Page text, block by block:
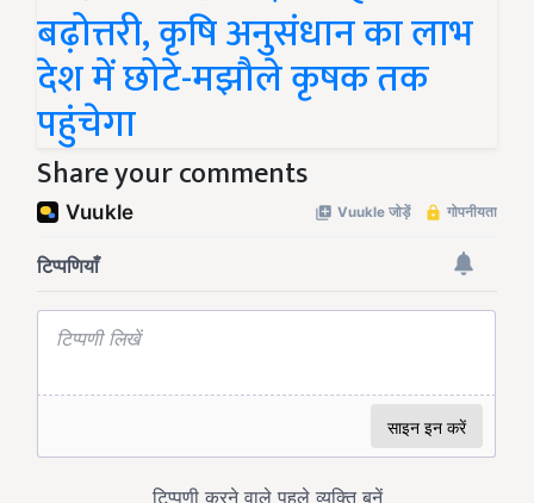
बढ़ोत्तरी, कृषि अनुसंधान का लाभ
देश में छोटे-मझौले कृषक तक
पहुंचेगा
Share your comments